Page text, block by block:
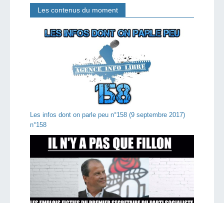
Les contenus du moment
Les infos dont on parle peu n°158 (9 septembre 2017)
n°158